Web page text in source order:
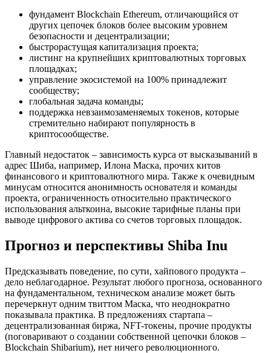
фундамент Blockchain Ethereum, отличающийся от
других цепочек блоков более высоким уровнем
безопасности и децентрализации;
быстрорастущая капитализация проекта;
листинг на крупнейших криптовалютных торговых
площадках;
управление экосистемой на 100% принадлежит
сообществу;
глобальная задача команды;
поддержка невзаимозаменяемых токенов, которые
стремительно набирают популярность в
криптосообществе.
Главный недостаток – зависимость курса от высказываний в
адрес Шиба, например, Илона Маска, прочих китов
финансового и криптовалютного мира. Также к очевидным
минусам относится анонимность основателя и команды
проекта, ограниченность относительно практического
использования альткоина, высокие тарифные планы при
выводе цифрового актива со счетов торговых площадок.
Прогноз и перспективы Shiba Inu
Предсказывать поведение, по сути, хайпового продукта –
дело неблагодарное. Результат любого прогноза, основанного
на фундаментальном, техническом анализе может быть
перечеркнут одним твиттом Маска, что неоднократно
показывала практика. В предложениях стартапа –
децентрализованная биржа, NFT-токены, прочие продукты
(поговаривают о создании собственной цепочки блоков –
Blockchain Shibarium), нет ничего революционного.